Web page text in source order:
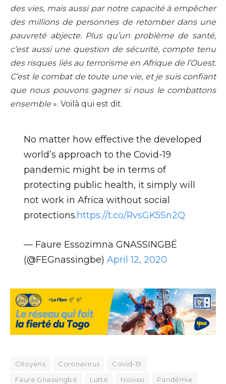
des vies, mais aussi par notre capacité à empêcher
des millions de personnes de retomber dans une
pauvreté abjecte. Plus qu’un problème de santé,
c’est aussi une question de sécurité, compte tenu
des risques liés au terrorisme en Afrique de l’Ouest.
C’est le combat de toute une vie, et je suis confiant
que nous pouvons gagner si nous le combattons
ensemble ». Voilà qui est dit.
No matter how effective the developed
world’s approach to the Covid-19
pandemic might be in terms of
protecting public health, it simply will
not work in Africa without social
protections.https://t.co/RvsGK5Sn2Q
— Faure Essozimna GNASSINGBÉ
(@FEGnassingbe) April 12, 2020
Citoyens Coronavirus
Covid-19
Faure Gnassingbé
Lutte Novissi
Pandémie